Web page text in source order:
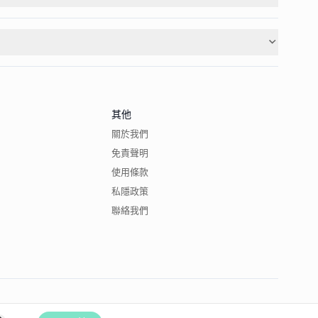
其他
關於我們
免責聲明
使用條款
私隱政策
聯絡我們